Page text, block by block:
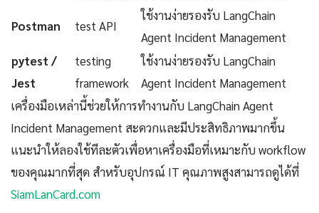
Postman test API
ใช้งานง่ายรองรับ LangChain
Agent Incident Management
pytest /
Jest
testing
framework
ใช้งานง่ายรองรับ LangChain
Agent Incident Management
เครื่องมือเหล่านี้ช่วยให้การทำงานกับ LangChain Agent
Incident Management สะดวกและมีประสิทธิภาพมากขึ้น
แนะนำให้ลองใช้ทีละตัวเพื่อหาเครื่องมือที่เหมาะกับ workflow
ของคุณมากที่สุด สำหรับอุปกรณ์ IT คุณภาพสูงสามารถดูได้ที่
SiamLanCard.com